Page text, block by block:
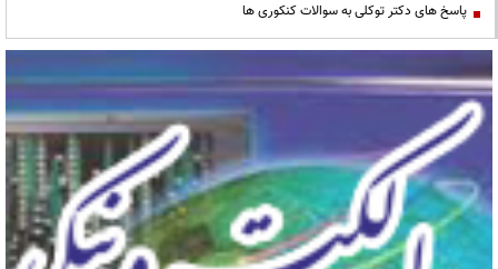
پاسخ های دکتر توکلی به سوالات کنکوری ها